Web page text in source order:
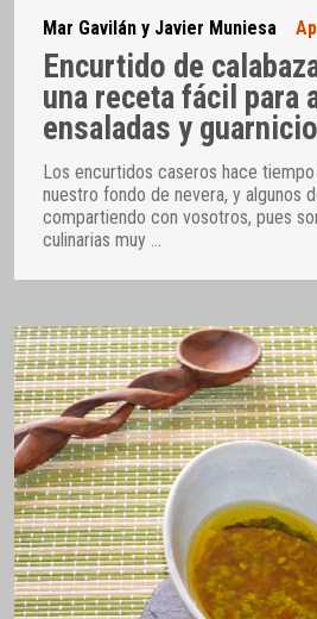
Mar Gavilán y Javier Muniesa
Encurtido de
una receta fácil para
ensaladas y
Los encurtidos caseros hace
nuestro fondo de nevera, y algunos
compartiendo con vosotros, pues
culinarias muy …